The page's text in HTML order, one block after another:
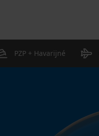
PZP + Havarijné